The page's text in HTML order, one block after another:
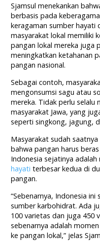
Sjamsul menekankan
berbasis pada
keragaman sumber hayati
masyarakat lokal memiliki
pangan lokal mereka juga
meningkatkan ketahanan
pangan nasional.
Sebagai contoh,
mengonsumsi sagu atau
mereka. Tidak perlu selalu
masyarakat Jawa, yang
seperti singkong, jagung,
Masyarakat sudah
bahwa pangan harus
Indonesia sejatinya
hayati terbesar kedua di
pangan.
“Sebenarnya, Indonesia
sumber karbohidrat. Ada
100 varietas dan juga 450
sebenarnya adalah
ke pangan lokal,” jelas